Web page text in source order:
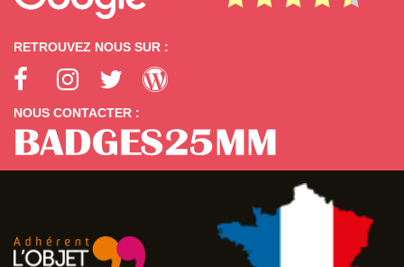
RETROUVEZ NOUS SUR :
NOUS CONTACTER :